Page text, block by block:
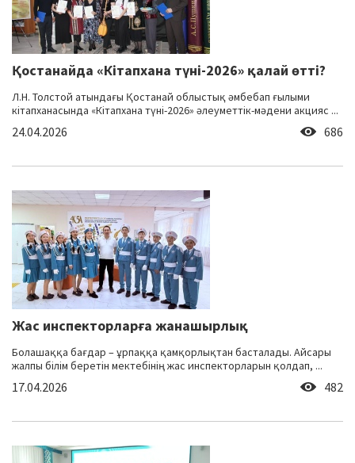
Қостанайда «Кітапхана түні-2026» қалай өтті?
Л.Н. Толстой атындағы Қостанай облыстық әмбебап ғылыми
кітапханасында «Кітапхана түні-2026» әлеуметтік-мәдени акцияс ...
24.04.2026 686
Жас инспекторларға жанашырлық
Болашаққа бағдар – ұрпаққа қамқорлықтан басталады. Айсары
жалпы білім беретін мектебінің жас инспекторларын қолдап, ...
17.04.2026 482